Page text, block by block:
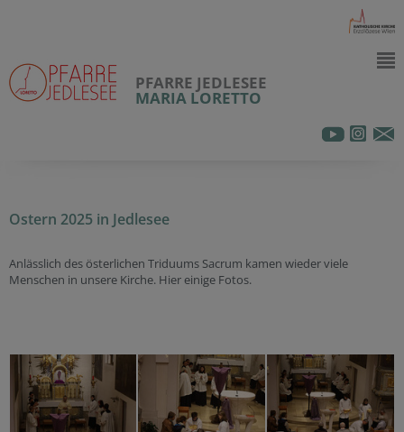
PFARRE JEDLESEE
MARIA LORETTO
Ostern 2025 in Jedlesee
Anlässlich des österlichen Triduums Sacrum kamen wieder viele
Menschen in unsere Kirche. Hier einige Fotos.